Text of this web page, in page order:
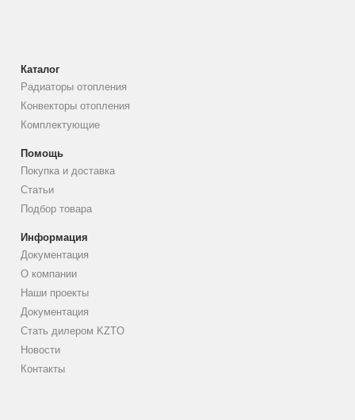
Каталог
Радиаторы отопления
Конвекторы отопления
Комплектующие
Помощь
Покупка и доставка
Статьи
Подбор товара
Информация
Документация
О компании
Наши проекты
Документация
Стать дилером KZTO
Новости
Контакты